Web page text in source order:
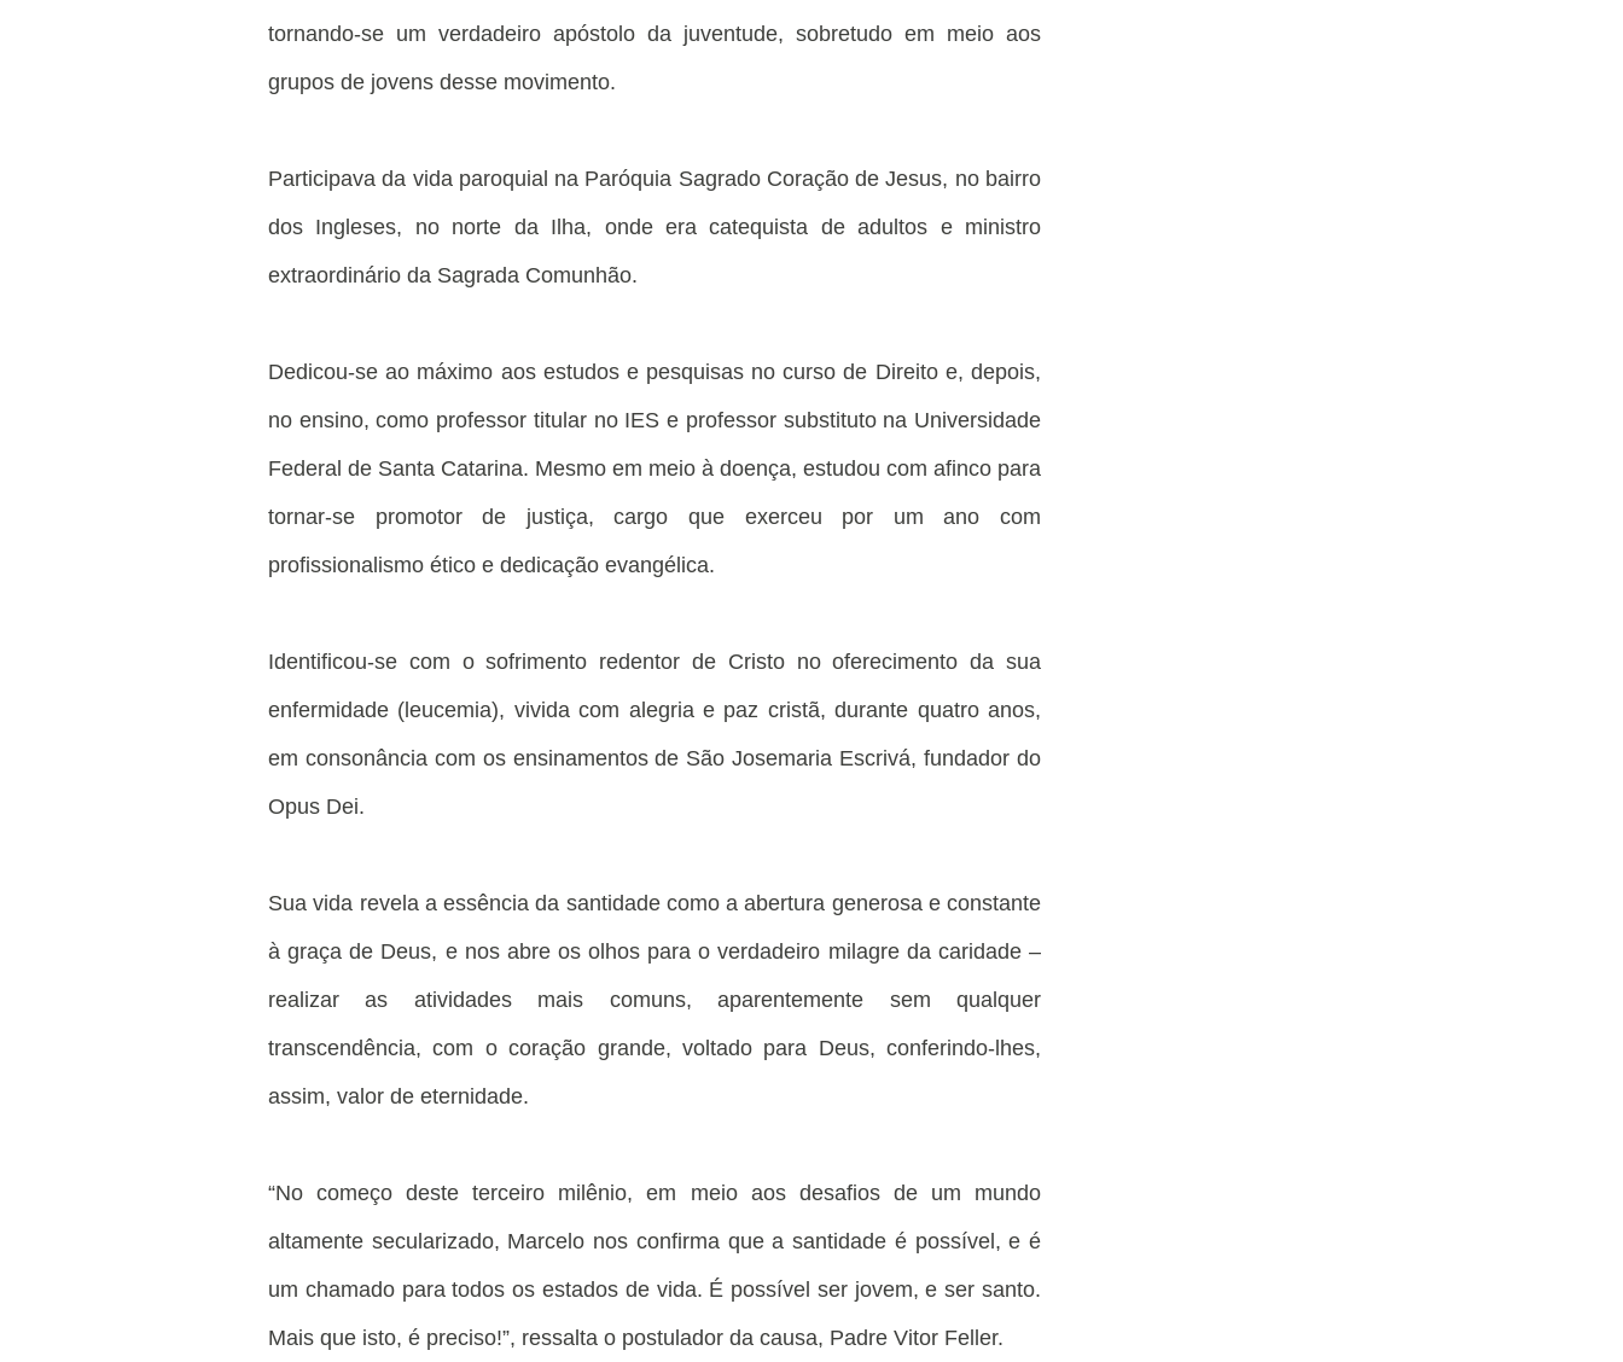
tornando-se um verdadeiro apóstolo da juventude, sobretudo em meio aos
grupos de jovens desse movimento.
Participava da vida paroquial na Paróquia Sagrado Coração de Jesus, no bairro
dos Ingleses, no norte da Ilha, onde era catequista de adultos e ministro
extraordinário da Sagrada Comunhão.
Dedicou-se ao máximo aos estudos e pesquisas no curso de Direito e, depois,
no ensino, como professor titular no IES e professor substituto na Universidade
Federal de Santa Catarina. Mesmo em meio à doença, estudou com afinco para
tornar-se promotor de justiça, cargo que exerceu por um ano com
profissionalismo ético e dedicação evangélica.
Identificou-se com o sofrimento redentor de Cristo no oferecimento da sua
enfermidade (leucemia), vivida com alegria e paz cristã, durante quatro anos,
em consonância com os ensinamentos de São Josemaria Escrivá, fundador do
Opus Dei.
Sua vida revela a essência da santidade como a abertura generosa e constante
à graça de Deus, e nos abre os olhos para o verdadeiro milagre da caridade –
realizar as atividades mais comuns, aparentemente sem qualquer
transcendência, com o coração grande, voltado para Deus, conferindo-lhes,
assim, valor de eternidade.
“No começo deste terceiro milênio, em meio aos desafios de um mundo
altamente secularizado, Marcelo nos confirma que a santidade é possível, e é
um chamado para todos os estados de vida. É possível ser jovem, e ser santo.
Mais que isto, é preciso!”, ressalta o postulador da causa, Padre Vitor Feller.